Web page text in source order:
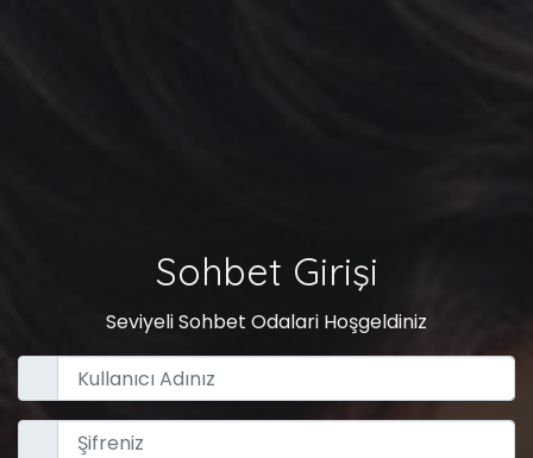
Sohbet Girişi
Seviyeli Sohbet Odalari Hoşgeldiniz